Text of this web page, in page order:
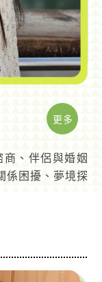
更多
、伴侶與婚姻
係困擾、夢境探